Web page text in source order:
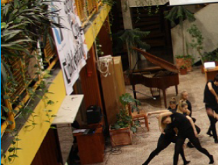
Ugrás
a
tartalomra